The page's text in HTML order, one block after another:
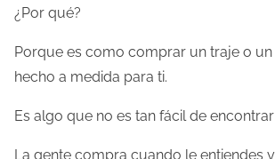
¿Por qué?
Porque es como comprar un traje o
hecho a medida para ti.
Es algo que no es tan fácil de
La gente compra cuando le entiendes